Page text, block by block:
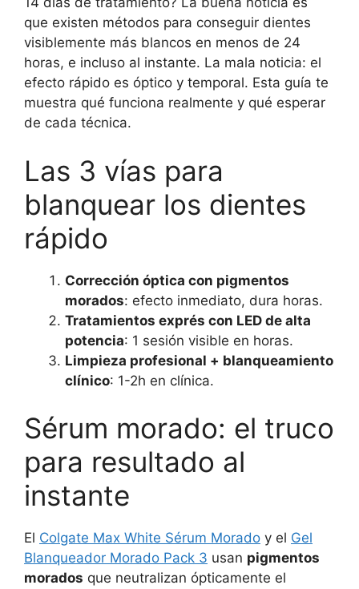
que existen métodos para conseguir dientes
visiblemente más blancos en menos de 24
horas, e incluso al instante. La mala noticia: el
efecto rápido es óptico y temporal. Esta guía te
muestra qué funciona realmente y qué esperar
de cada técnica.
Las 3 vías para
blanquear los dientes
rápido
Corrección óptica con pigmentos
morados: efecto inmediato, dura horas.
Tratamientos exprés con LED de alta
potencia: 1 sesión visible en horas.
Limpieza profesional + blanqueamiento
clínico: 1-2h en clínica.
Sérum morado: el truco
para resultado al
instante
El Colgate Max White Sérum Morado y el Gel
Blanqueador Morado Pack 3 usan pigmentos
morados que neutralizan ópticamente el